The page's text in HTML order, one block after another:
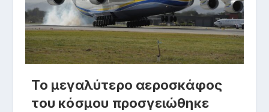
Το μεγαλύτερο αεροσκάφος
του κόσμου προσγειώθηκε